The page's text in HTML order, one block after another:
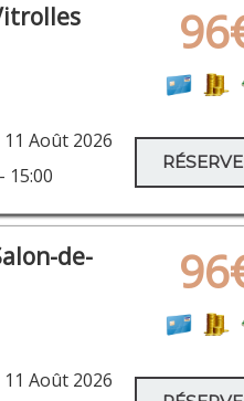
Août 2026
15:00
de-
Août 2026